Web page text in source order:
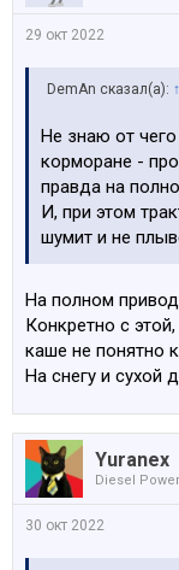
29 окт 2022
DemAn сказал(а): ↑
Не знаю от
корморане -
правда на
И, при этом
шумит и не
На полном
Конкретно с
каше не понятно
На снегу и сухой
Yuranex
Diesel Power
30 окт 2022